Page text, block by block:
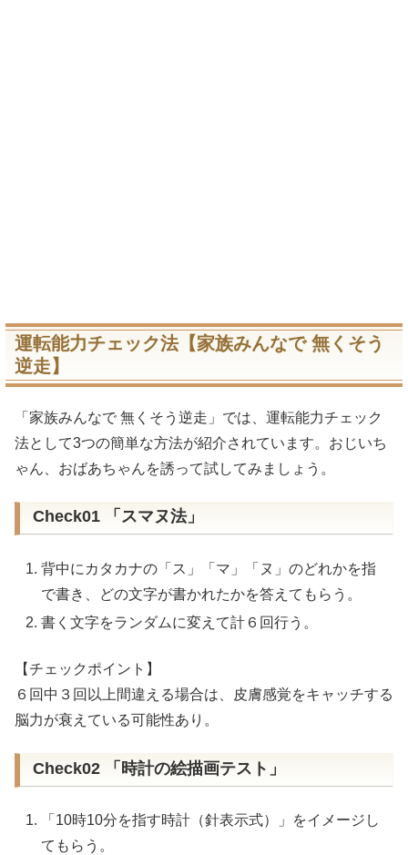
運転能力チェック法【家族みんなで 無くそう
逆走】
「家族みんなで 無くそう逆走」では、運転能力チェック
法として3つの簡単な方法が紹介されています。おじいち
ゃん、おばあちゃんを誘って試してみましょう。
Check01 「スマヌ法」
背中にカタカナの「ス」「マ」「ヌ」のどれかを指
で書き、どの文字が書かれたかを答えてもらう。
書く文字をランダムに変えて計６回行う。
【チェックポイント】
６回中３回以上間違える場合は、皮膚感覚をキャッチする
脳力が衰えている可能性あり。
Check02 「時計の絵描画テスト」
「10時10分を指す時計（針表示式）」をイメージし
てもらう。